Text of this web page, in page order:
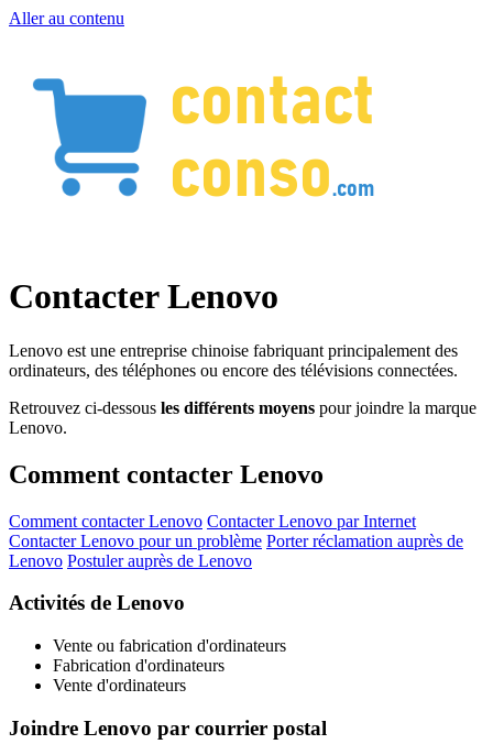
Aller au contenu
Contacter Lenovo
Lenovo est une entreprise chinoise fabriquant principalement des
ordinateurs, des téléphones ou encore des télévisions connectées.
Retrouvez ci-dessous les différents moyens pour joindre la marque
Lenovo.
Comment contacter Lenovo
Comment contacter Lenovo Contacter Lenovo par Internet
Contacter Lenovo pour un problème Porter réclamation auprès de
Lenovo Postuler auprès de Lenovo
Activités de Lenovo
Vente ou fabrication d'ordinateurs
Fabrication d'ordinateurs
Vente d'ordinateurs
Joindre Lenovo par courrier postal